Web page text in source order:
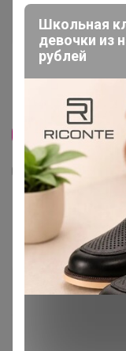
Скидка
161 12
Цена за 10
Calligrata
Школьная
девочки из
рублей